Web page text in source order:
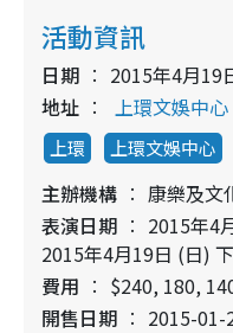
活動資訊
日期
2015年4月19
地址
上環文娛中
上環 上環文娛中心
主辦機構
康樂及文
表演日期
2015年4
2015年4月19日 (日)
費用
$240, 180,
開售日期
2015-01-